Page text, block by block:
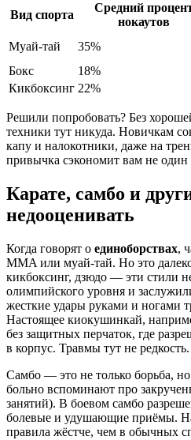
Вид спорта
Средний
нокаутов
Муай-тай 35%
Бокс
18%
Кикбоксинг 22%
Решили попробовать? Без
техники тут никуда. Новичкам
капу и налокотники, даже на
привычка сэкономит вам не один
Карате, самбо и
недооценивать
Когда говорят о единоборствах,
MMA или муай-тай. Но это
кикбоксинг, дзюдо — эти стили
олимпийского уровня и
жесткие удары руками и ногами
Настоящее киокушинкай,
без защитных перчаток, где
в корпус. Травмы тут не редкость.
Самбо — это не только борьба,
больно вспоминают про
занятий). В боевом самбо
болевые и удушающие приёмы.
правила жёстче, чем в обычных